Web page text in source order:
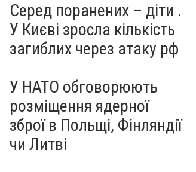
Серед поранених – діти .
У Києві зросла кількість
загиблих через атаку рф
У НАТО обговорюють
розміщення ядерної
зброї в Польщі, Фінляндії
чи Литві